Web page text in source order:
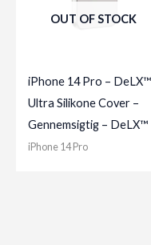
OUT OF STOCK
iPhone 14 Pro – DeLX™
Ultra Silikone Cover –
Gennemsigtig – DeLX™
iPhone 14 Pro